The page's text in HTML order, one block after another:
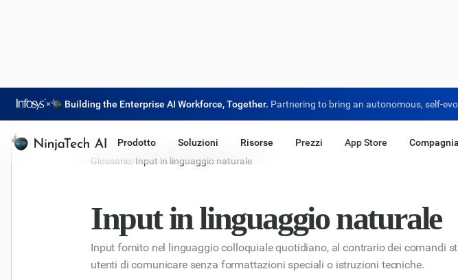
× Building the Enterprise AI Workforce, Together. Partnering to bring an autonomous, self-
Prodotto Soluzioni Risorse Prezzi App Store Compagnia
Glossario/ Input in linguaggio naturale
Input in linguaggio naturale
Input fornito nel linguaggio colloquiale quotidiano, al contrario dei comandi
utenti di comunicare senza formattazioni speciali o istruzioni tecniche.